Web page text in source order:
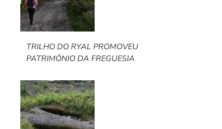
TRILHO DO RYAL PROMOVEU
PATRIMÓNIO DA FREGUESIA